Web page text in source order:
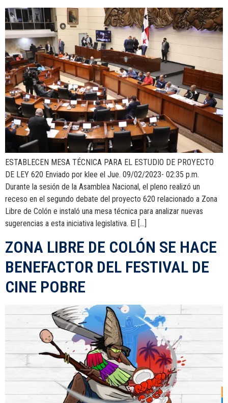
ESTABLECEN MESA TÉCNICA PARA EL ESTUDIO DE PROYECTO
DE LEY 620 Enviado por klee el Jue. 09/02/2023- 02:35 p.m.
Durante la sesión de la Asamblea Nacional, el pleno realizó un
receso en el segundo debate del proyecto 620 relacionado a Zona
Libre de Colón e instaló una mesa técnica para analizar nuevas
sugerencias a esta iniciativa legislativa. El […]
ZONA LIBRE DE COLÓN SE HACE
BENEFACTOR DEL FESTIVAL DE
CINE POBRE